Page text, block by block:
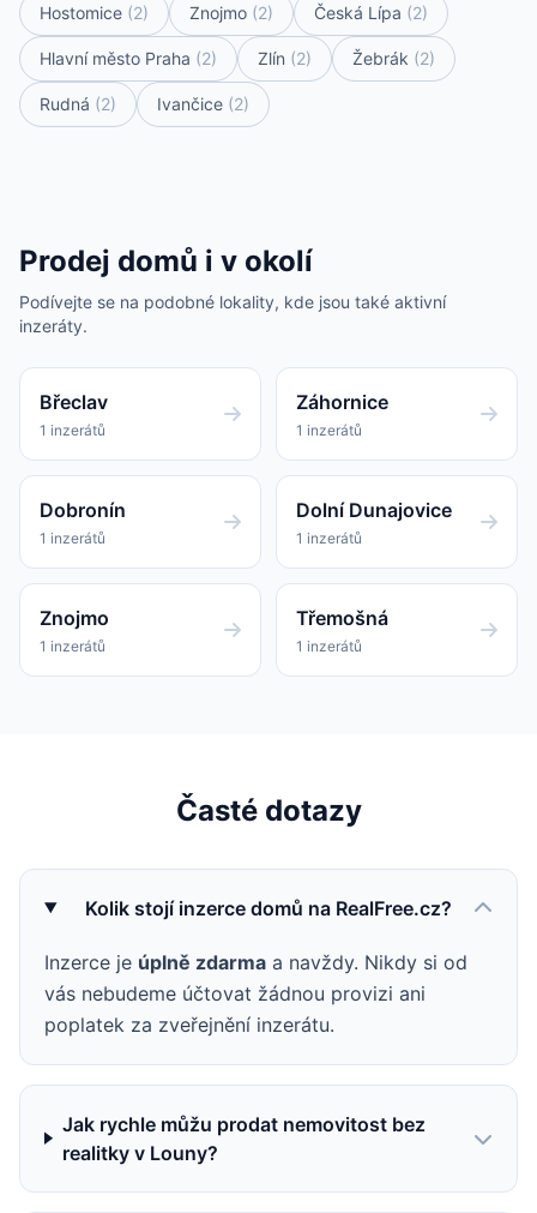
Hostomice (2) Znojmo (2) Česká Lípa (2)
Hlavní město Praha (2) Zlín (2) Žebrák (2)
Rudná (2) Ivančice (2)
Prodej domů i v okolí
Podívejte se na podobné lokality, kde jsou také aktivní
inzeráty.
Břeclav
1 inzerátů
Záhornice
1 inzerátů
Dobronín
1 inzerátů
Dolní Dunajovice
1 inzerátů
Znojmo
1 inzerátů
Třemošná
1 inzerátů
Časté dotazy
Kolik stojí inzerce domů na RealFree.cz?
Inzerce je úplně zdarma a navždy. Nikdy si od
vás nebudeme účtovat žádnou provizi ani
poplatek za zveřejnění inzerátu.
Jak rychle můžu prodat nemovitost bez
realitky v Louny?